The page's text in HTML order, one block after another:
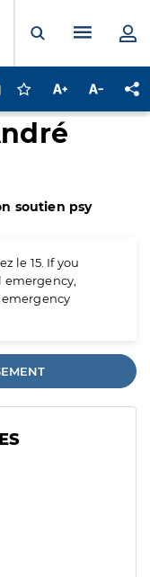
Ouvrir laMenu
Connectez-vous
Augmenter la
soutien psy
le 15. If you
emergency,